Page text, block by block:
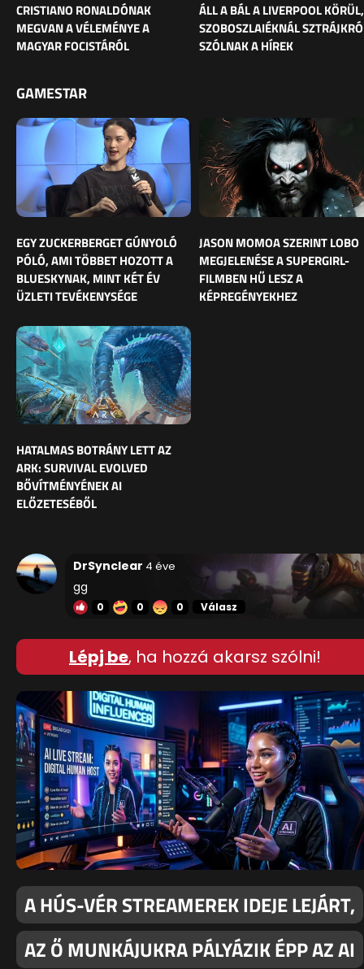
CRISTIANO RONALDÓNAK
MEGVAN A VÉLEMÉNYE A
MAGYAR FOCISTÁRÓL
ÁLL A BÁL A LIVERPOOL KÖRÜL,
SZOBOSZLAIÉKNÁL
SZÓLNAK A HÍREK
GAMESTAR
EGY ZUCKERBERGET GÚNYOLÓ
PÓLÓ, AMI TÖBBET HOZOTT A
BLUESKYNAK, MINT KÉT ÉV
ÜZLETI TEVÉKENYSÉGE
JASON MOMOA SZERINT LOBO
MEGJELENÉSE A SUPERGIRL-
FILMBEN HŰ LESZ A
KÉPREGÉNYEKHEZ
HATALMAS BOTRÁNY LETT AZ
ARK: SURVIVAL EVOLVED
BŐVÍTMÉNYÉNEK AI
ELŐZETESÉBŐL
DrSynclear 4 éve
gg
0 0 0 Válasz
Lépj be, ha hozzá akarsz szólni!
A HÚS-VÉR STREAMEREK IDEJE LEJÁRT,
AZ Ő MUNKÁJUKRA PÁLYÁZIK ÉPP AZ AI